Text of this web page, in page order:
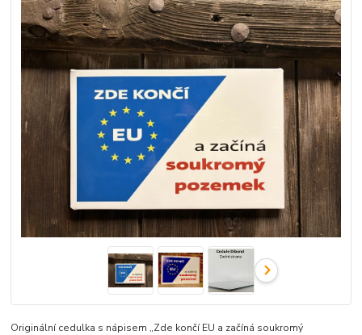
Originální cedulka s nápisem „Zde končí EU a začíná soukromý